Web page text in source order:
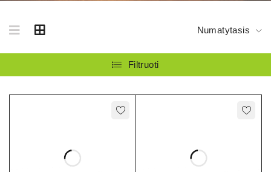
Numatytasis
Filtruoti